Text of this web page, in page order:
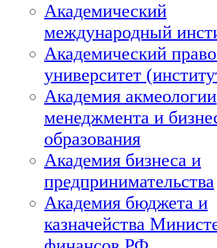
Академический
международный
Академический
университет
Академия акмеологии
менеджмента и
образования
Академия бизнеса и
предпринимательства
Академия бюджета и
казначейства